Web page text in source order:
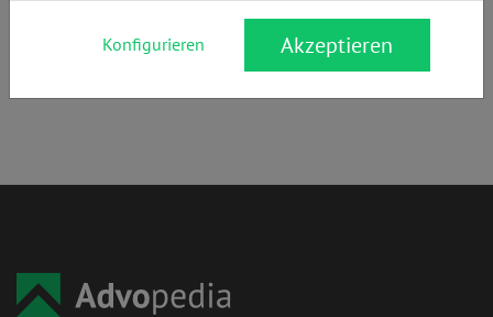
Rechtsgebiete:
Strafrecht,Verkehrsrecht,Mediation
Konfigurieren Akzeptieren